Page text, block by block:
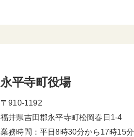
永平寺町役場
〒910-1192
福井県吉田郡永平寺町松岡春日1-4
業務時間：平日8時30分から17時15分